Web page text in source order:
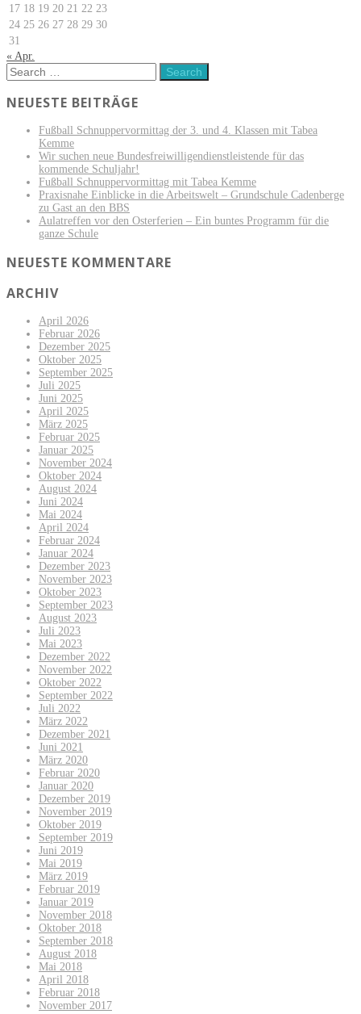
17 18 19 20 21 22 23
24 25 26 27 28 29 30
31
« Apr.
NEUESTE BEITRÄGE
Fußball Schnuppervormittag der 3. und 4. Klassen mit Tabea
Kemme
Wir suchen neue Bundesfreiwilligendienstleistende für das
kommende Schuljahr!
Fußball Schnuppervormittag mit Tabea Kemme
Praxisnahe Einblicke in die Arbeitswelt – Grundschule Cadenberge
zu Gast an den BBS
Aulatreffen vor den Osterferien – Ein buntes Programm für die
ganze Schule
NEUESTE KOMMENTARE
ARCHIV
April 2026
Februar 2026
Dezember 2025
Oktober 2025
September 2025
Juli 2025
Juni 2025
April 2025
März 2025
Februar 2025
Januar 2025
November 2024
Oktober 2024
August 2024
Juni 2024
Mai 2024
April 2024
Februar 2024
Januar 2024
Dezember 2023
November 2023
Oktober 2023
September 2023
August 2023
Juli 2023
Mai 2023
Dezember 2022
November 2022
Oktober 2022
September 2022
Juli 2022
März 2022
Dezember 2021
Juni 2021
März 2020
Februar 2020
Januar 2020
Dezember 2019
November 2019
Oktober 2019
September 2019
Juni 2019
Mai 2019
März 2019
Februar 2019
Januar 2019
November 2018
Oktober 2018
September 2018
August 2018
Mai 2018
April 2018
Februar 2018
November 2017